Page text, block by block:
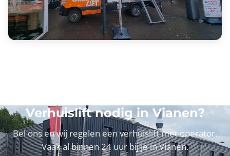
Verhuislift nodig in Vianen?
Bel ons en wij regelen een verhuislift met operator.
Vaak al binnen 24 uur bij je in Vianen.